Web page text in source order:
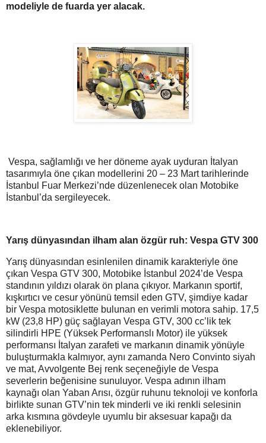
modeliyle de fuarda yer alacak.
Vespa, sağlamlığı ve her döneme ayak uyduran İtalyan
tasarımıyla öne çıkan modellerini 20 – 23 Mart tarihlerinde
İstanbul Fuar Merkezi’nde düzenlenecek olan Motobike
İstanbul’da sergileyecek.
Yarış dünyasından ilham alan özgür ruh: Vespa GTV 300
Yarış dünyasından esinlenilen dinamik karakteriyle öne
çıkan Vespa GTV 300, Motobike İstanbul 2024’de Vespa
standının yıldızı olarak ön plana çıkıyor. Markanın sportif,
kışkırtıcı ve cesur yönünü temsil eden GTV, şimdiye kadar
bir Vespa motosiklette bulunan en verimli motora sahip. 17,5
kW (23,8 HP) güç sağlayan Vespa GTV, 300 cc’lik tek
silindirli HPE (Yüksek Performanslı Motor) ile yüksek
performansı İtalyan zarafeti ve markanın dinamik yönüyle
buluşturmakla kalmıyor, aynı zamanda Nero Convinto siyah
ve mat, Avvolgente Bej renk seçeneğiyle de Vespa
severlerin beğenisine sunuluyor. Vespa adının ilham
kaynağı olan Yaban Arısı, özgür ruhunu teknoloji ve konforla
birlikte sunan GTV’nin tek minderli ve iki renkli selesinin
arka kısmına gövdeyle uyumlu bir aksesuar kapağı da
eklenebiliyor.